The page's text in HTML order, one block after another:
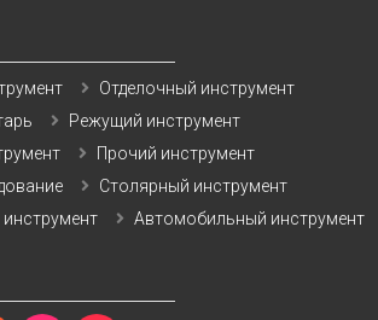
Отделочный инструмент
Режущий инструмент
Прочий инструмент
Столярный инструмент
Автомобильный инструмент